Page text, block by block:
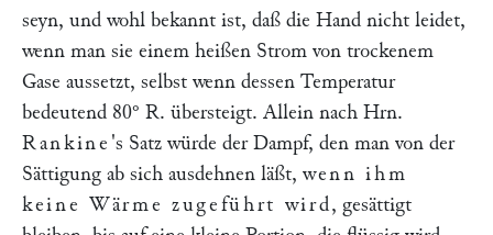
seyn, und wohl bekannt ist, daß die Hand nicht leidet,
wenn man sie einem heißen Strom von trockenem
Gase aussetzt, selbst wenn dessen Temperatur
bedeutend 80° R. übersteigt. Allein nach Hrn.
Rankine 's Satz würde der Dampf, den man von der
Sättigung ab sich ausdehnen läßt, wenn ihm
keine Wärme zugeführt wird, gesättigt